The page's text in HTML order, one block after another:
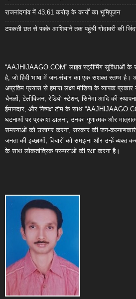
राजनांदगांव में 43.61 करोड़ के कार्यों का भूमिपूजन
टपकती छत से पक्के आशियाने तक पहुंची गोदावरी की
“AAJHIJAAGO.COM” लाइव स्ट्रीमिंग सुविधाओं के
है, जो हिंदी भाषा में जन-संचार का एक सशक्त स्तम्भ है।
अप्रतिम प्रयास से हमारा लक्ष्य मीडिया के व्यापक
चैनलों, टेलीविजन, रेडियो स्टेशन, सिनेमा आदि की
ईमानदार, और निष्पक्ष टीम के साथ
घटनाओं पर प्रकाश डालना, उनका गुणात्मक और
समस्याओं को उजागर करना, सरकार की जन-
जनता की इच्छाओं, विचारों को समझना और उन्हें व्यक्त
के साथ लोकतांत्रिक परम्पराओं की रक्षा करना है।